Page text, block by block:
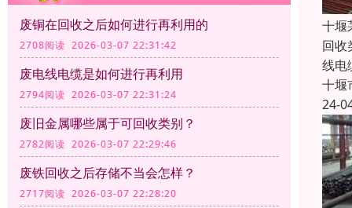
废铜在回收之后如何进行再利用的
2708阅读 2026-03-07 22:31:42
废电线电缆是如何进行再利用
2794阅读 2026-03-07 22:31:24
废旧金属哪些属于可回收类别？
2782阅读 2026-03-07 22:29:46
废铁回收之后存储不当会怎样？
2717阅读 2026-03-07 22:28:20
十堰
回收
线电
十堰
24-